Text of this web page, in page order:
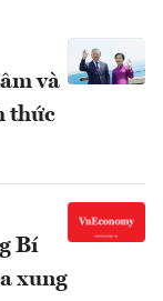
và
thức
Bí
xung